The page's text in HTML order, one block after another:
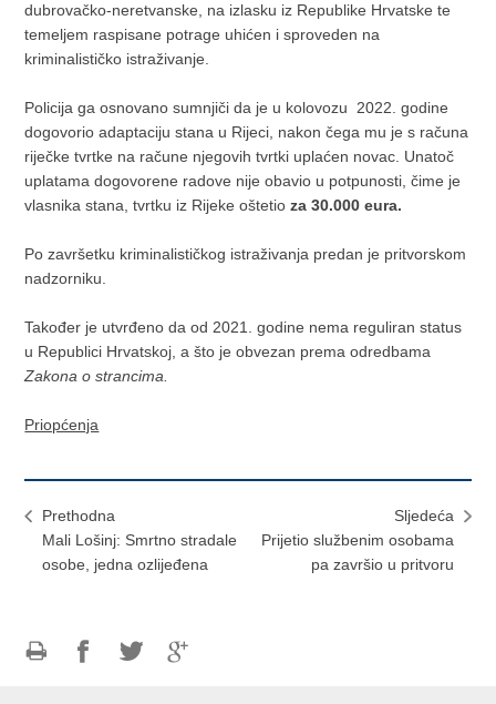
dubrovačko-neretvanske, na izlasku iz Republike Hrvatske te
temeljem raspisane potrage uhićen i sproveden na
kriminalističko istraživanje.
Policija ga osnovano sumnjiči da je u kolovozu 2022. godine
dogovorio adaptaciju stana u Rijeci, nakon čega mu je s računa
riječke tvrtke na račune njegovih tvrtki uplaćen novac. Unatoč
uplatama dogovorene radove nije obavio u potpunosti, čime je
vlasnika stana, tvrtku iz Rijeke oštetioza 30.000 eura.
Po završetku kriminalističkog istraživanja predan je pritvorskom
nadzorniku.
Također je utvrđeno da od 2021. godine nema reguliran status
u Republici Hrvatskoj, a što je obvezan prema odredbama
Zakona o strancima.
Priopćenja
Prethodna
Mali Lošinj: Smrtno stradale
osobe, jedna ozlijeđena
Sljedeća
Prijetio službenim osobama
pa završio u pritvoru